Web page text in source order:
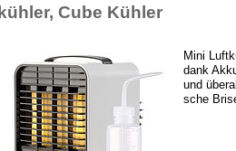
küh­ler, Cu­be Küh­ler
Mi­ni
dank
und
sche